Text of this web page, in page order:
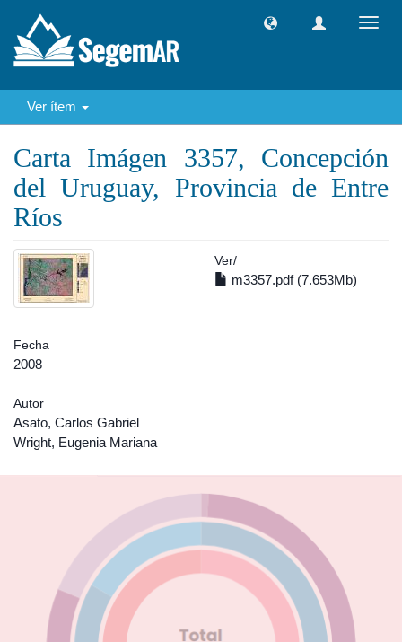
Ver ítem
Carta Imágen 3357, Concepción
del Uruguay, Provincia de Entre
Ríos
Ver/
m3357.pdf (7.653Mb)
Fecha
2008
Autor
Asato, Carlos Gabriel
Wright, Eugenia Mariana